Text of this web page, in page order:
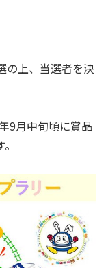
上、当選者を決
月中旬頃に賞品